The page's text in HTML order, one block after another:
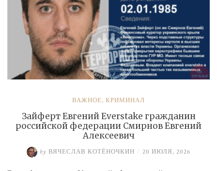
ВАЖНОЕ, КРИМИНАЛ
Зайферт Евгений Everstake гражданин
российской федерации Смирнов Евгений
Алексеевич
by ВЯЧЕСЛАВ КОТЁНОЧКИН / 20 ИЮЛЯ, 2026